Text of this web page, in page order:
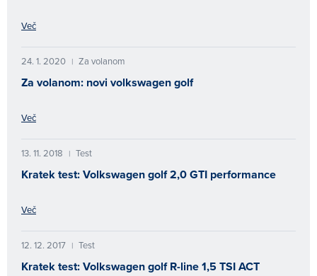
Več
24. 1. 2020 | Za volanom
Za volanom: novi volkswagen golf
Več
13. 11. 2018 | Test
Kratek test: Volkswagen golf 2,0 GTI performance
Več
12. 12. 2017 | Test
Kratek test: Volkswagen golf R-line 1,5 TSI ACT